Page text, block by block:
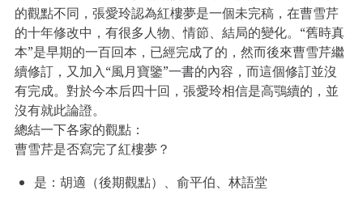
的觀點不同，張愛玲認為紅樓夢是一個未完稿，在曹雪芹
的十年修改中，有很多人物、情節、結局的變化。“舊時真
本”是早期的一百回本，已經完成了的，然而後來曹雪芹繼
續修訂，又加入“風月寶鑒”一書的內容，而這個修訂並沒
有完成。對於今本后四十回，張愛玲相信是高鶚續的，並
沒有就此論證。
總結一下各家的觀點：
曹雪芹是否寫完了紅樓夢？
是：胡適（後期觀點）、俞平伯、林語堂